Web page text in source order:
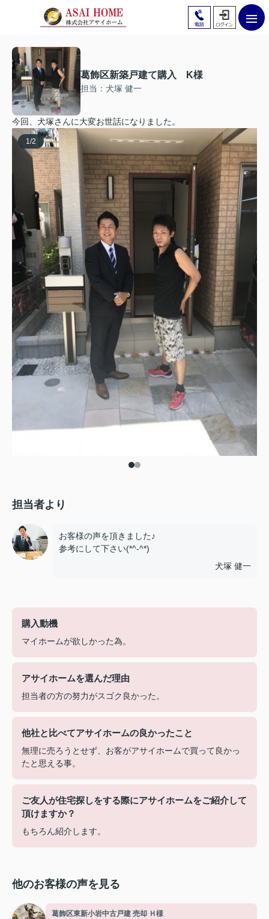
葛飾区新築戸建て購入 K様
担当：犬塚 健一
今回、犬塚さんに大変お世話になりました。
1/2
担当者より
お客様の声を頂きました♪
参考にして下さい(*^-^*)
犬塚 健一
購入動機
マイホームが欲しかった為。
アサイホームを選んだ理由
担当者の方の努力がスゴク良かった。
他社と比べてアサイホームの良かったこと
無理に売ろうとせず、お客がアサイホームで買って良かっ
たと思える事。
ご友人が住宅探しをする際にアサイホームをご紹介して
頂けますか？
もちろん紹介します。
他のお客様の声を見る
葛飾区東新小岩中古戸建 売却 Ｈ様